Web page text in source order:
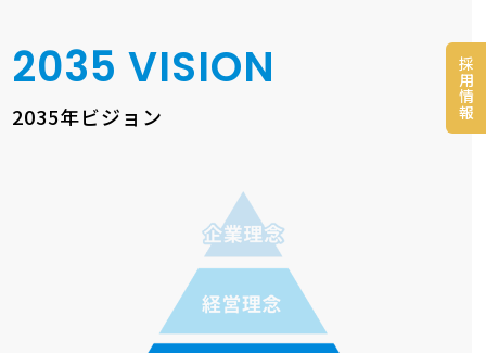
採
用
情
報
2035 VISION
2035年ビジョン